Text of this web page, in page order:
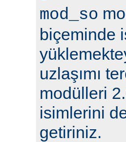
mod_so
biçeminde
uzlaşımı
modülleri
isimlerini
getiriniz.